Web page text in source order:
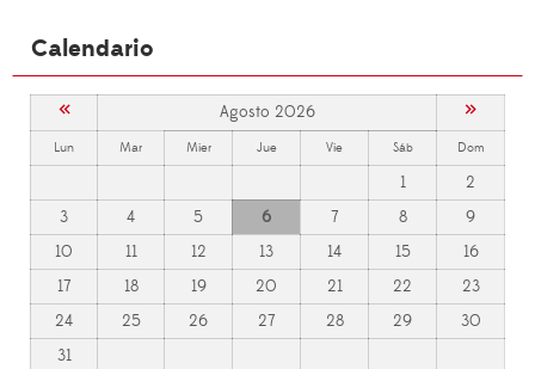
Calendario
« Agosto 2026 »
Lun Mar Mier Jue Vie Sáb Dom
1
2
3
4 5 6 7 8
9
10
11 12 13 14 15
16
17
18 19 20 21 22
23
24
25 26 27 28 29
30
31